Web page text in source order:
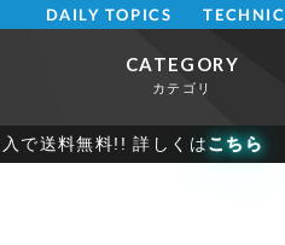
で送料無料!! 詳しくはこちら
DAILY TOPICS TECHNIC
CATEGORY
カテゴリ